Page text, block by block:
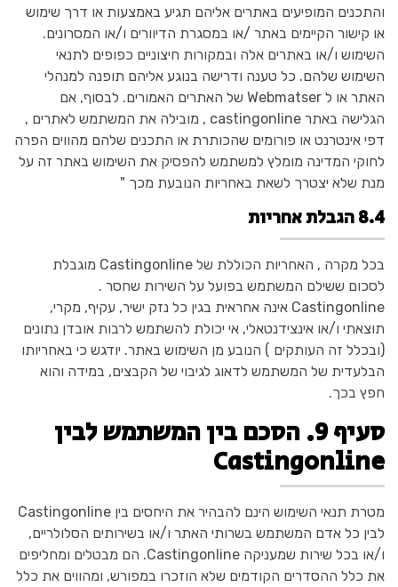
והתכנים המופיעים באתרים אליהם תגיע באמצעות או דרך שימוש
או קישור הקיימים באתר /או במסגרת הדיוורים ו/או המסרונים.
השימוש ו/או באתרים אלה ובמקורות חיצוניים כפופים לתנאי
השימוש שלהם. כל טענה ודרישה בנוגע אליהם תופנה למנהלי
האתר או ל Webmatser של האתרים האמורים. לבסוף, אם
הגלישה באתר castingonline , מובילה את המשתמש לאתרים ,
דפי אינטרנט או פורומים שהכותרת או התכנים שלהם מהווים הפרה
לחוקי המדינה מומלץ למשתמש להפסיק את השימוש באתר זה על
מנת שלא יצטרך לשאת באחריות הנובעת מכך "
8.4 הגבלת אחריות
בכל מקרה , האחריות הכוללת של Castingonline מוגבלת
לסכום ששילם המשתמש בפועל על השירות שחסר .
Castingonline אינה אחראית בגין כל נזק ישיר, עקיף, מקרי,
תוצאתי ו/או אינצידנטאלי, אי יכולת להשתמש לרבות אובדן נתונים
(ובכלל זה העותקים ) הנובע מן השימוש באתר. יודגש כי באחריותו
הבלעדית של המשתמש לדאוג לגיבוי של הקבצים, במידה והוא
חפץ בכך.
סעיף 9. הסכם בין המשתמש לבין
Castingonline
מטרת תנאי השימוש הינם להבהיר את היחסים בין Castingonline
לבין כל אדם המשתמש בשרותי האתר ו/או בשירותים הסלולריים,
ו/או בכל שירות שמעניקה Castingonline. הם מבטלים ומחליפים
את כלל ההסדרים הקודמים שלא הוזכרו במפורש, ומהווים את כלל